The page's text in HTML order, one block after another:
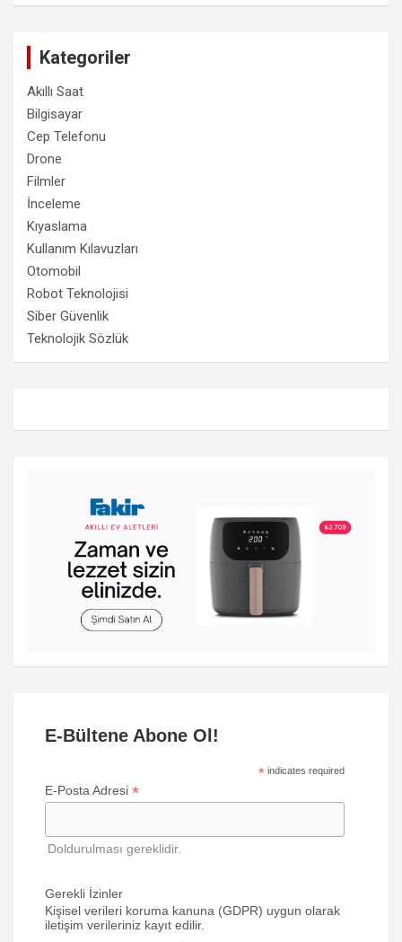
Kategoriler
Akıllı Saat
Bilgisayar
Cep Telefonu
Drone
Filmler
İnceleme
Kıyaslama
Kullanım Kılavuzları
Otomobil
Robot Teknolojisi
Siber Güvenlik
Teknolojik Sözlük
E-Bültene Abone Ol!
* indicates required
E-Posta Adresi *
Doldurulması gereklidir.
Gerekli İzinler
Kişisel verileri koruma kanuna (GDPR) uygun olarak
iletişim verileriniz kayıt edilir.